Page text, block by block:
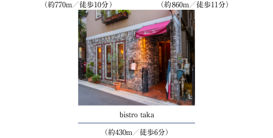
（約770m／徒歩10分） （約860m／徒歩11分）
bistro taka
（約430ｍ／徒歩6分）